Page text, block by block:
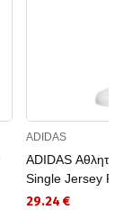
ADIDAS
ADIDAS
Single Jersey
29.24 €